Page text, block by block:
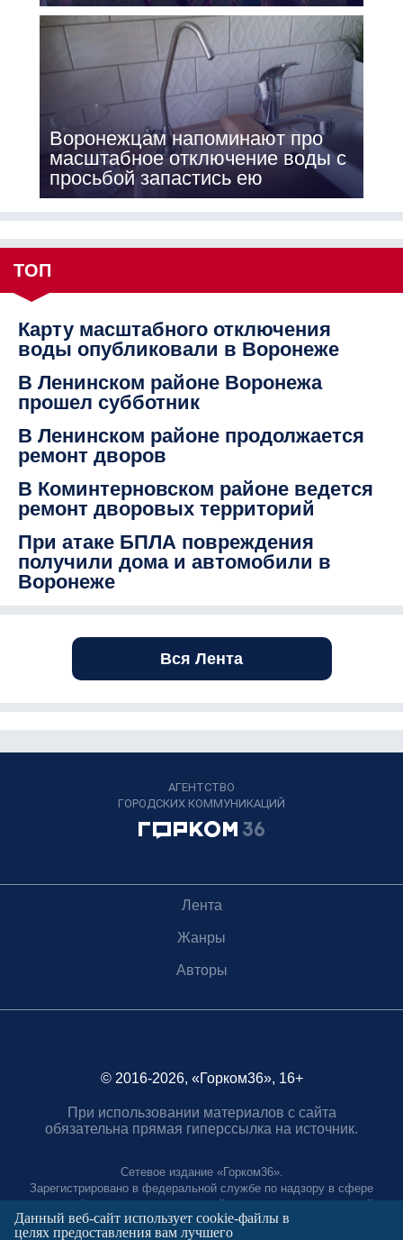
Воронежцам напоминают про
масштабное отключение воды с
просьбой запастись ею
ТОП
Карту масштабного отключения
воды опубликовали в Воронеже
В Ленинском районе Воронежа
прошел субботник
В Ленинском районе продолжается
ремонт дворов
В Коминтерновском районе ведется
ремонт дворовых территорий
При атаке БПЛА повреждения
получили дома и автомобили в
Воронеже
Вся Лента
АГЕНТСТВО
ГОРОДСКИХ КОММУНИКАЦИЙ
Лента
Жанры
Авторы
© 2016-2026, «Горком36», 16+
При использовании материалов с сайта
обязательна прямая гиперссылка на источник.
Сетевое издание «Горком36».
Зарегистрировано в федеральной службе по надзору в сфере
связи, информационных технологий и массовых коммуникаций.
Регистрационный номер ЭЛ № ФС77-88966 от 21 января 2025 г.
Учредитель: Муниципальное автономное учреждение "Агентство
Данный веб-сайт использует cookie-файлы в
целях предоставления вам лучшего